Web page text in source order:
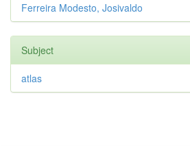
Ferreira Modesto, Josivaldo
Subject
atlas